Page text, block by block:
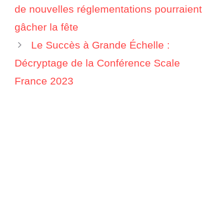
critiqué en un
positive
appartements,
Work à une
exigence plus
de nouvelles réglementations pourraient
gâcher la fête
Le Succès à Grande Échelle :
Décryptage de la Conférence Scale
France 2023